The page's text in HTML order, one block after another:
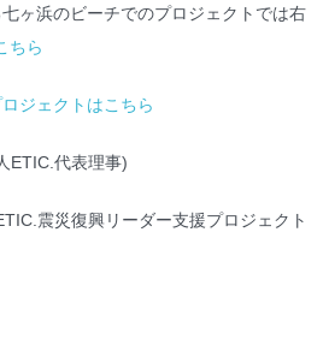
ヶ浜のビーチでのプロジェクトでは右
ちら
ジェクトはこちら
ETIC.代表理事)
震災復興リーダー支援プロジェクト